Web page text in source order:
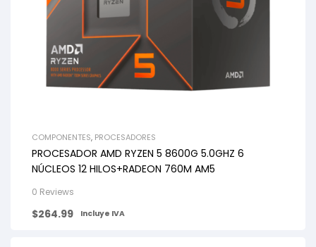
COMPONENTES, PROCESADORES
PROCESADOR AMD RYZEN 5 8600G 5.0GHZ 6
NÚCLEOS 12 HILOS+RADEON 760M AM5
0 Reviews
$264.99 Incluye IVA